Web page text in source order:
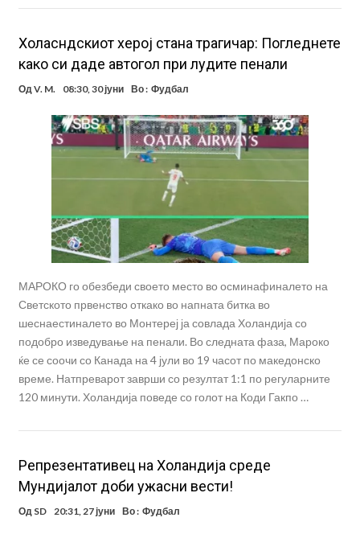
Холасндскиот херој стана трагичар: Погледнете
како си даде автогол при лудите пенали
ОдV. M. 08:30, 30 јуни Во : Фудбал
МАРОКО го обезбеди своето место во осминафиналето на
Светското првенство откако во напната битка во
шеснаестиналето во Монтереј ја совлада Холандија со
подобро изведување на пенали. Во следната фаза, Мароко
ќе се соочи со Канада на 4 јули во 19 часот по македонско
време. Натпреварот заврши со резултат 1:1 по регуларните
120 минути. Холандија поведе со голот на Коди Гакпо …
Репрезентативец на Холандија среде
Мундијалот доби ужасни вести!
Од SD 20:31, 27 јуни Во : Фудбал